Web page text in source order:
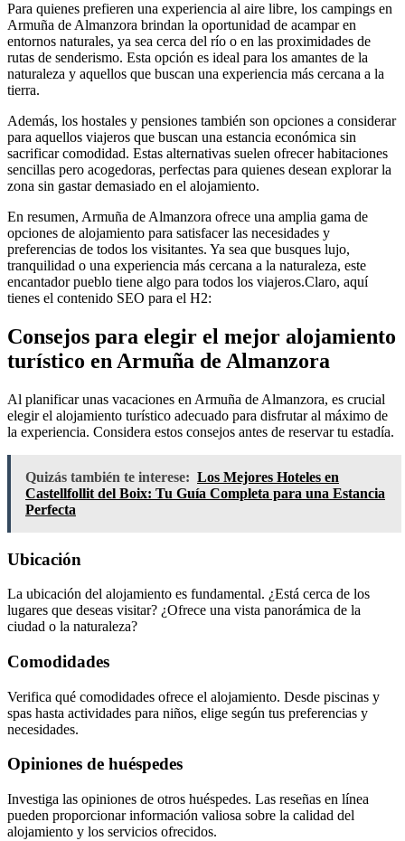
Para quienes prefieren una experiencia al aire libre, los campings en
Armuña de Almanzora brindan la oportunidad de acampar en
entornos naturales, ya sea cerca del río o en las proximidades de
rutas de senderismo. Esta opción es ideal para los amantes de la
naturaleza y aquellos que buscan una experiencia más cercana a la
tierra.
Además, los hostales y pensiones también son opciones a considerar
para aquellos viajeros que buscan una estancia económica sin
sacrificar comodidad. Estas alternativas suelen ofrecer habitaciones
sencillas pero acogedoras, perfectas para quienes desean explorar la
zona sin gastar demasiado en el alojamiento.
En resumen, Armuña de Almanzora ofrece una amplia gama de
opciones de alojamiento para satisfacer las necesidades y
preferencias de todos los visitantes. Ya sea que busques lujo,
tranquilidad o una experiencia más cercana a la naturaleza, este
encantador pueblo tiene algo para todos los viajeros.Claro, aquí
tienes el contenido SEO para el H2:
Consejos para elegir el mejor alojamiento
turístico en Armuña de Almanzora
Al planificar unas vacaciones en Armuña de Almanzora, es crucial
elegir el alojamiento turístico adecuado para disfrutar al máximo de
la experiencia. Considera estos consejos antes de reservar tu estadía.
Quizás también te interese: Los Mejores Hoteles en
Castellfollit del Boix: Tu Guía Completa para una Estancia
Perfecta
Ubicación
La ubicación del alojamiento es fundamental. ¿Está cerca de los
lugares que deseas visitar? ¿Ofrece una vista panorámica de la
ciudad o la naturaleza?
Comodidades
Verifica qué comodidades ofrece el alojamiento. Desde piscinas y
spas hasta actividades para niños, elige según tus preferencias y
necesidades.
Opiniones de huéspedes
Investiga las opiniones de otros huéspedes. Las reseñas en línea
pueden proporcionar información valiosa sobre la calidad del
alojamiento y los servicios ofrecidos.